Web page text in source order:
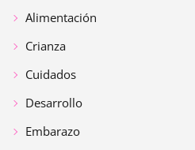
Alimentación
Crianza
Cuidados
Desarrollo
Embarazo